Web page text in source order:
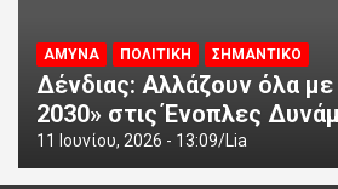
ΑΜΥΝΑ ΠΟΛΙΤΙΚΗ ΣΗΜΑΝΤΙΚΟ
Δένδιας: Αλλάζουν όλα
2030» στις Ένοπλες
11 Ιουνίου, 2026 - 13:09 Lia